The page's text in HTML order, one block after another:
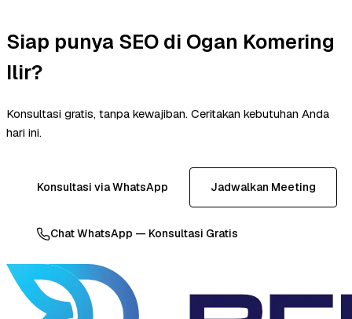
Siap punya SEO di Ogan Komering
Ilir?
Konsultasi gratis, tanpa kewajiban. Ceritakan kebutuhan Anda
hari ini.
Konsultasi via WhatsApp Jadwalkan Meeting
Chat WhatsApp — Konsultasi Gratis